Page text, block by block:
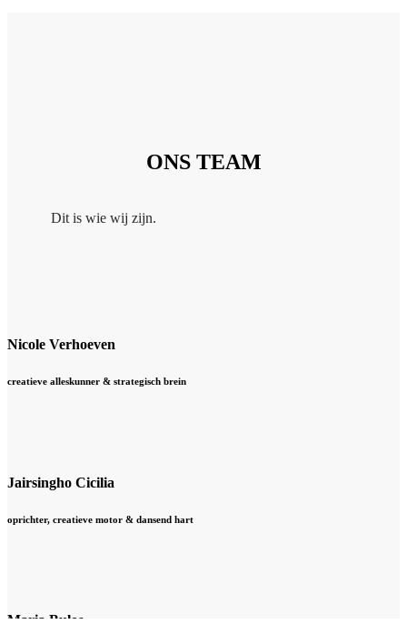
ONS TEAM
Dit is wie wij zijn.
Nicole Verhoeven
creatieve alleskunner & strategisch brein
Jairsingho Cicilia
oprichter, creatieve motor & dansend hart
Maria Bulos